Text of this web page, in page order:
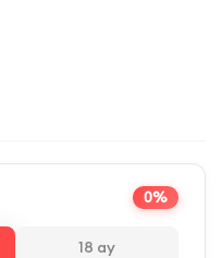
0%
18 ay